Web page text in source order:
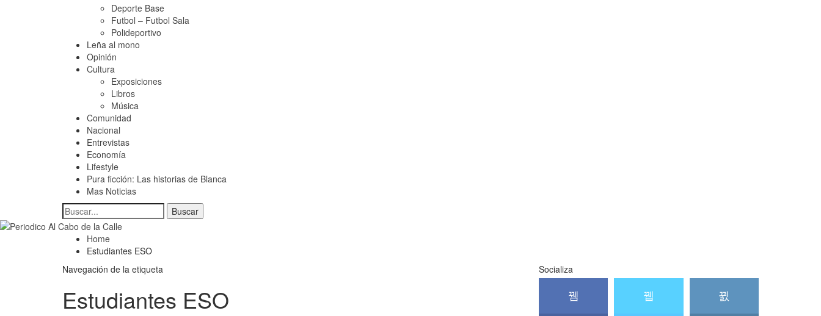
Deporte Base
Futbol – Futbol Sala
Polideportivo
Leña al mono
Opinión
Cultura
Exposiciones
Libros
Música
Comunidad
Nacional
Entrevistas
Economía
Lifestyle
Pura ficción: Las historias de Blanca
Mas Noticias
Home
Estudiantes ESO
Navegación de la etiqueta
Estudiantes ESO
Socializa